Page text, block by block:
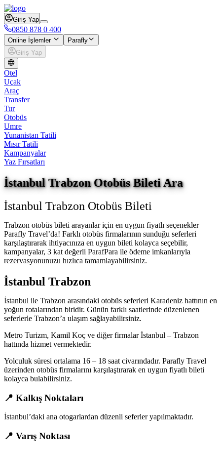
Giriş Yap
0850 878 0 400
Online İşlemler
Parafly
Giriş Yap
Otel
Uçak
Araç
Transfer
Tur
Otobüs
Umre
Yunanistan Tatili
Mısır Tatili
Kampanyalar
Yaz Fırsatları
İstanbul Trabzon Otobüs Bileti Ara
İstanbul Trabzon Otobüs Bileti
Trabzon otobüs bileti arayanlar için en uygun fiyatlı seçenekler
Parafly Travel’da! Farklı otobüs firmalarının sunduğu seferleri
karşılaştırarak ihtiyacınıza en uygun bileti kolayca seçebilir,
kampanyalar, 3 kat değerli ParafPara ile ödeme imkanlarıyla
rezervasyonunuzu hızlıca tamamlayabilirsiniz.
İstanbul Trabzon
İstanbul ile Trabzon arasındaki otobüs seferleri Karadeniz hattının en
yoğun rotalarından biridir. Günün farklı saatlerinde düzenlenen
seferlerle Trabzon’a ulaşım sağlayabilirsiniz.
Metro Turizm, Kamil Koç ve diğer firmalar İstanbul – Trabzon
hattında hizmet vermektedir.
Yolculuk süresi ortalama 16 – 18 saat civarındadır. Parafly Travel
üzerinden otobüs firmalarını karşılaştırarak en uygun fiyatlı bileti
kolayca bulabilirsiniz.
📍 Kalkış Noktaları
İstanbul’daki ana otogarlardan düzenli seferler yapılmaktadır.
📍 Varış Noktası